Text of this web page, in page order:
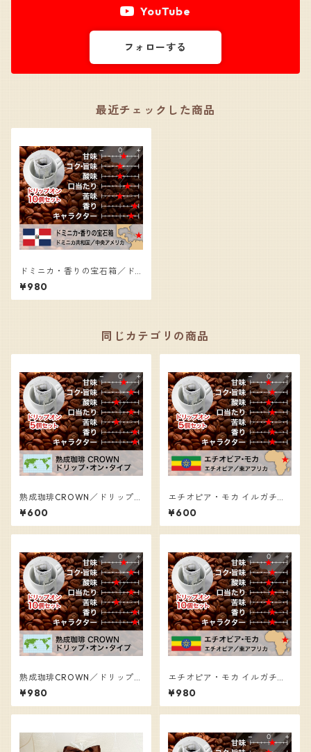
YouTube
フォローする
最近チェックした商品
ドミニカ・香りの宝石箱／ド
リップオンコーヒー（10個
入）
¥980
同じカテゴリの商品
熟成珈琲CROWN／ドリップオ
ンコーヒー（5個入）
¥600
エチオピア・モカ イルガチェ
フ、グレード１／ドリップオ
ンコーヒー（5個入）
¥600
熟成珈琲CROWN／ドリップオ
ンコーヒー（10個入）
¥980
エチオピア・モカ イルガチェ
フ、グレード１／ドリップオ
ンコーヒー（10個入）
¥980